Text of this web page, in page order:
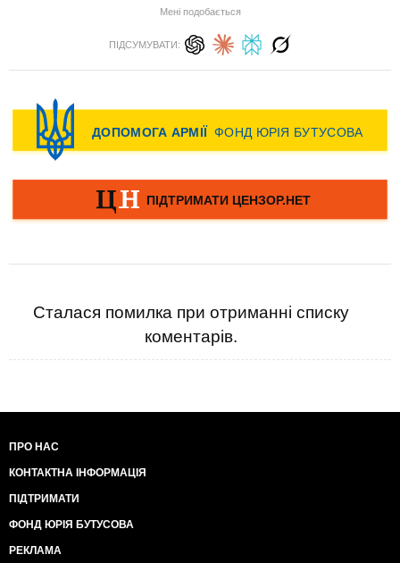
Мені подобається
ПІДСУМУВАТИ:
Сталася помилка при отриманні списку
коментарів.
ПРО НАС
КОНТАКТНА ІНФОРМАЦІЯ
ПІДТРИМАТИ
ФОНД ЮРІЯ БУТУСОВА
РЕКЛАМА